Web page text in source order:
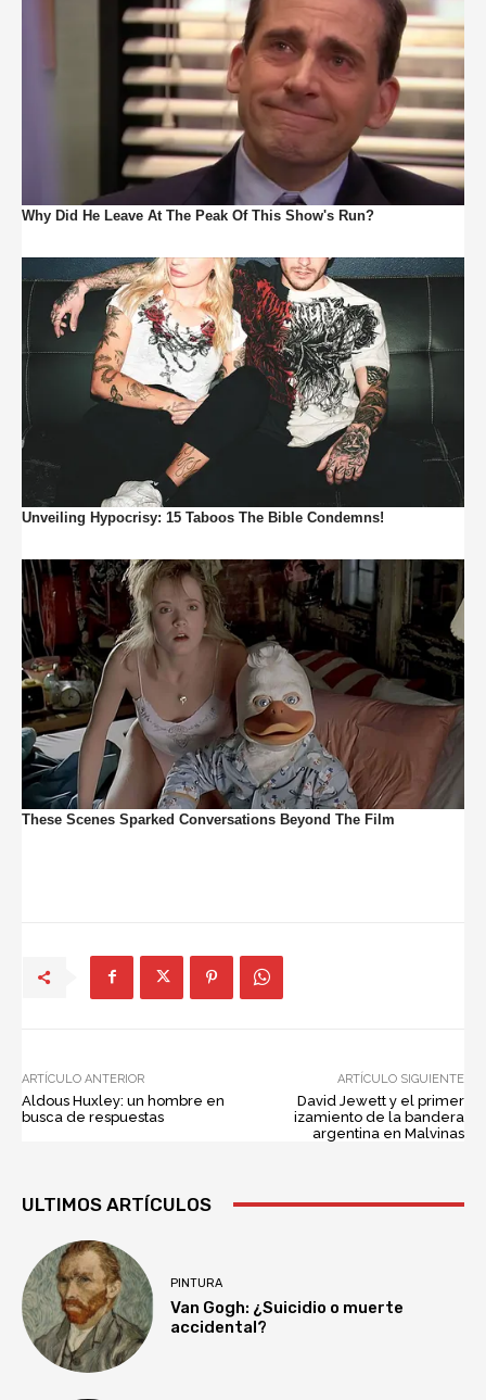
ARTÍCULO ANTERIOR
Aldous Huxley: un hombre en
busca de respuestas
ARTÍCULO SIGUIENTE
David Jewett y el primer
izamiento de la bandera
argentina en Malvinas
ULTIMOS ARTÍCULOS
PINTURA
Van Gogh: ¿Suicidio o muerte
accidental?